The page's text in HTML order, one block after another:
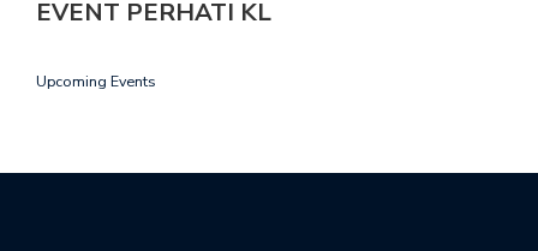
EVENT PERHATI KL
Upcoming Events